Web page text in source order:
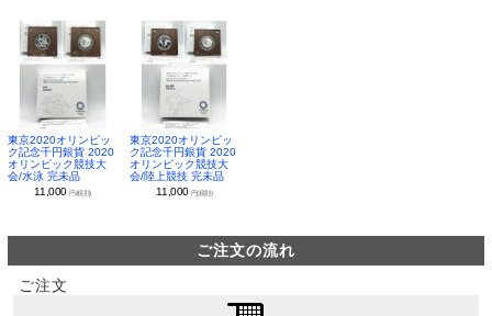
東京2020オリンピッ
ク記念千円銀貨 2020
オリンピック競技大
会/水泳 完未品
11,000円(税別)
東京2020オリンピッ
ク記念千円銀貨 2020
オリンピック競技大
会/陸上競技 完未品
11,000 円(税別)
ご注文の流れ
ご注文